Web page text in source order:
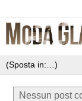
Nessun post